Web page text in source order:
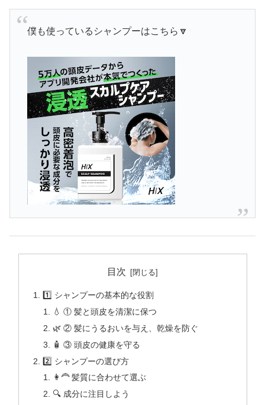
僕も使っているシャンプーはこちら🔽
目次
1️⃣ シャンプーの基本的な役割
💧 ① 髪と頭皮を清潔に保つ
🌿 ② 髪にうるおいを与え、乾燥を防ぐ
🧴 ③ 頭皮の健康を守る
2️⃣ シャンプーの選び方
👩‍🦰 髪質に合わせて選ぶ
🔍 成分に注目しよう